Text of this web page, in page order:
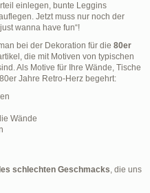
einlegen, bunte Leggins
Jetzt muss nur noch der
wanna have fun“!
bei der Dekoration für die 80er
die mit Motiven von typischen
Als Motive für Ihre Wände, Tische
Jahre Retro-Herz begehrt:
Wände
schlechten Geschmacks, die uns